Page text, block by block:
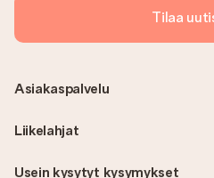
Tilaa
Usein kysytyt kysymykset
Asiakaspalvelu
Liikelahjat